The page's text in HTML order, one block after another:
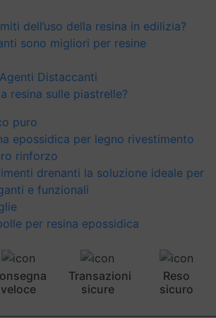
dell’uso della resina in edilizia?
sono migliori per resine
Distaccanti
resina sulle piastrelle?
puro
epossidica per legno rivestimento
rinforzo
drenanti la soluzione ideale per
e funzionali
per resina epossidica
veloce
Transazioni
sicure
Reso
sicuro